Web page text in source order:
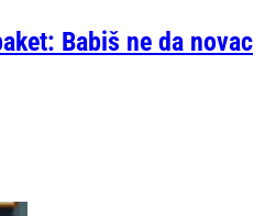
Babiš ne da novac